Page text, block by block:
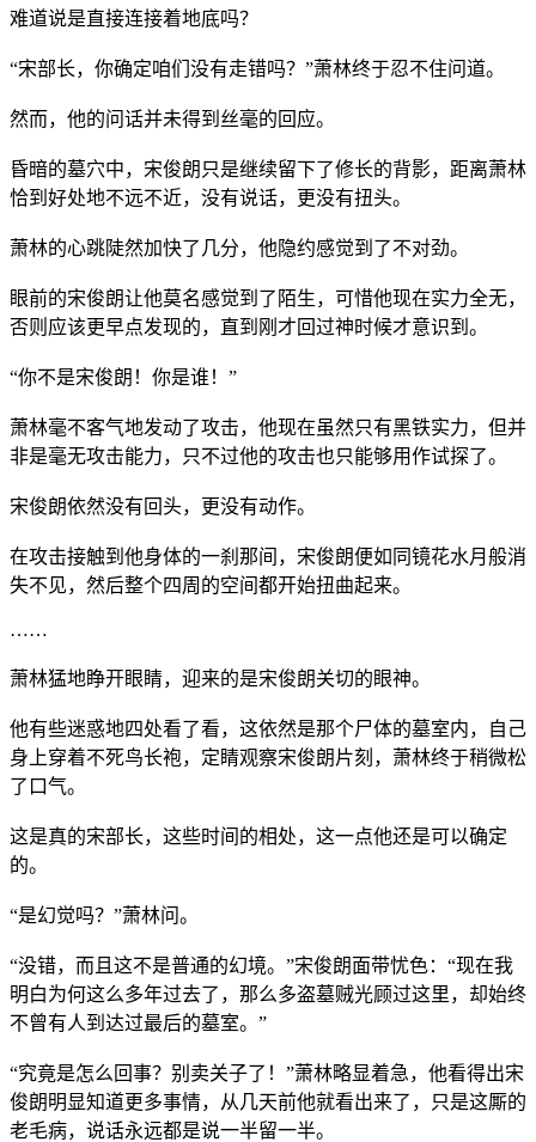
难道说是直接连接着地底吗？
“宋部长，你确定咱们没有走错吗？”萧林终于忍不住问道。
然而，他的问话并未得到丝毫的回应。
昏暗的墓穴中，宋俊朗只是继续留下了修长的背影，距离萧林
恰到好处地不远不近，没有说话，更没有扭头。
萧林的心跳陡然加快了几分，他隐约感觉到了不对劲。
眼前的宋俊朗让他莫名感觉到了陌生，可惜他现在实力全无，
否则应该更早点发现的，直到刚才回过神时候才意识到。
“你不是宋俊朗！你是谁！”
萧林毫不客气地发动了攻击，他现在虽然只有黑铁实力，但并
非是毫无攻击能力，只不过他的攻击也只能够用作试探了。
宋俊朗依然没有回头，更没有动作。
在攻击接触到他身体的一刹那间，宋俊朗便如同镜花水月般消
失不见，然后整个四周的空间都开始扭曲起来。
……
萧林猛地睁开眼睛，迎来的是宋俊朗关切的眼神。
他有些迷惑地四处看了看，这依然是那个尸体的墓室内，自己
身上穿着不死鸟长袍，定睛观察宋俊朗片刻，萧林终于稍微松
了口气。
这是真的宋部长，这些时间的相处，这一点他还是可以确定
的。
“是幻觉吗？”萧林问。
“没错，而且这不是普通的幻境。”宋俊朗面带忧色：“现在我
明白为何这么多年过去了，那么多盗墓贼光顾过这里，却始终
不曾有人到达过最后的墓室。”
“究竟是怎么回事？别卖关子了！”萧林略显着急，他看得出宋
俊朗明显知道更多事情，从几天前他就看出来了，只是这厮的
老毛病，说话永远都是说一半留一半。